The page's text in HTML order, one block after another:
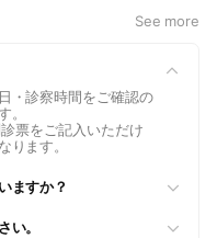
See more
・診察時間をご確認の
。
票をご記入いただけ
ります。
ますか？
い。